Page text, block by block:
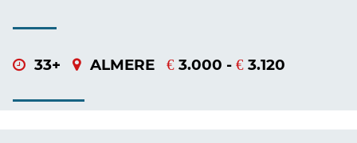
33+ ALMERE € 3.000 - € 3.120